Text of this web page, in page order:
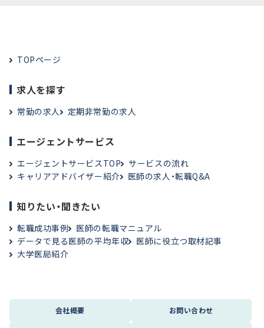
TOPページ
求人を探す
常勤の求人 定期非常勤の求人
エージェントサービス
エージェントサービスTOP
サービスの流れ
キャリアアドバイザー紹介
医師の求人・転職Q&A
知りたい・聞きたい
転職成功事例
医師の転職マニュアル
データで見る医師の平均年収
医師に役立つ取材記事
大学医局紹介
会社概要 お問い合わせ